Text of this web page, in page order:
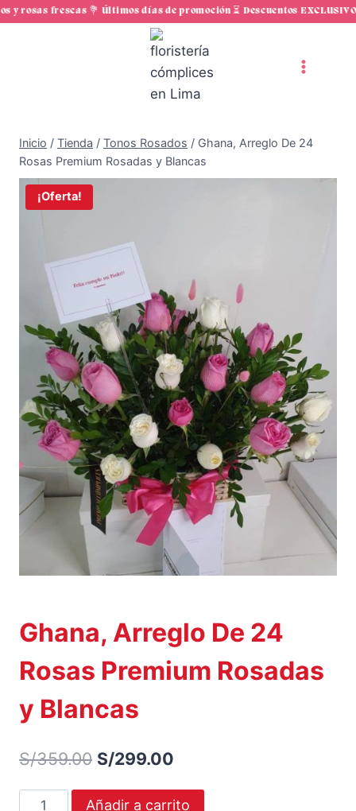
Saltar
y rosas frescas 💐 Últimos días de promoción ⏳ Descuentos
Inicio / Tienda / Tonos Rosados / Ghana, Arreglo De 24
Rosas Premium Rosadas y Blancas
¡Oferta!
Ghana, Arreglo De 24
Rosas Premium Rosadas
y Blancas
S/359.00 El
precio
S/299.00
precio
Ghana,
Añadir a carrito